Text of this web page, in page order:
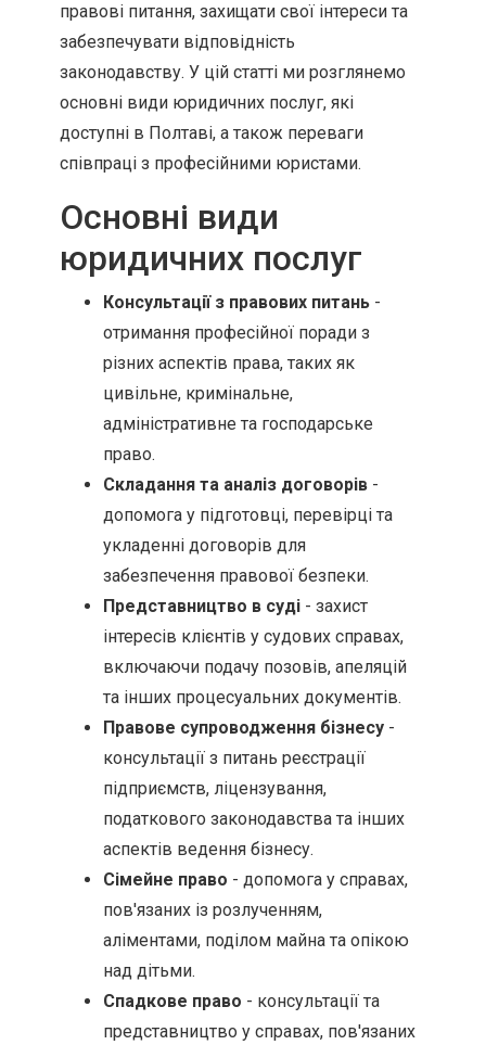
правові питання, захищати свої інтереси та
забезпечувати відповідність
законодавству. У цій статті ми розглянемо
основні види юридичних послуг, які
доступні в Полтаві, а також переваги
співпраці з професійними юристами.
Основні види
юридичних послуг
Консультації з правових питань -
отримання професійної поради з
різних аспектів права, таких як
цивільне, кримінальне,
адміністративне та господарське
право.
Складання та аналіз договорів -
допомога у підготовці, перевірці та
укладенні договорів для
забезпечення правової безпеки.
Представництво в суді - захист
інтересів клієнтів у судових справах,
включаючи подачу позовів, апеляцій
та інших процесуальних документів.
Правове супроводження бізнесу -
консультації з питань реєстрації
підприємств, ліцензування,
податкового законодавства та інших
аспектів ведення бізнесу.
Сімейне право - допомога у справах,
пов'язаних із розлученням,
аліментами, поділом майна та опікою
над дітьми.
Спадкове право - консультації та
представництво у справах, пов'язаних